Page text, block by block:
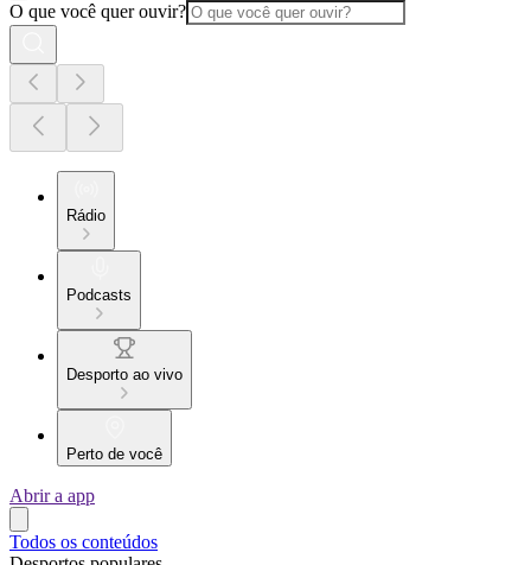
O que você quer ouvir?
Rádio
Podcasts
Desporto ao vivo
Perto de você
Abrir a app
Todos os conteúdos